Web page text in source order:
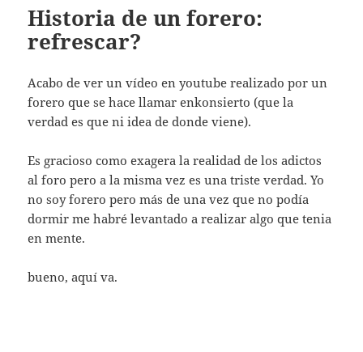
Historia de un forero:
refrescar?
Acabo de ver un vídeo en youtube realizado por un
forero que se hace llamar enkonsierto (que la
verdad es que ni idea de donde viene).
Es gracioso como exagera la realidad de los adictos
al foro pero a la misma vez es una triste verdad. Yo
no soy forero pero más de una vez que no podía
dormir me habré levantado a realizar algo que tenia
en mente.
bueno, aquí va.